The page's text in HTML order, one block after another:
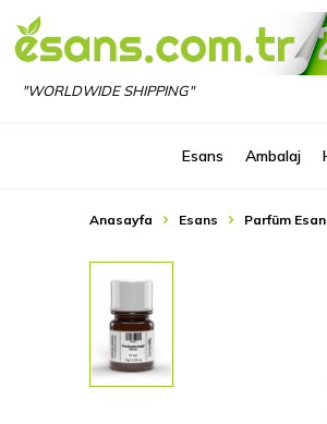
"WORLDWIDE SHIPPING"
Esans Ambalaj
Anasayfa Esans Parfüm